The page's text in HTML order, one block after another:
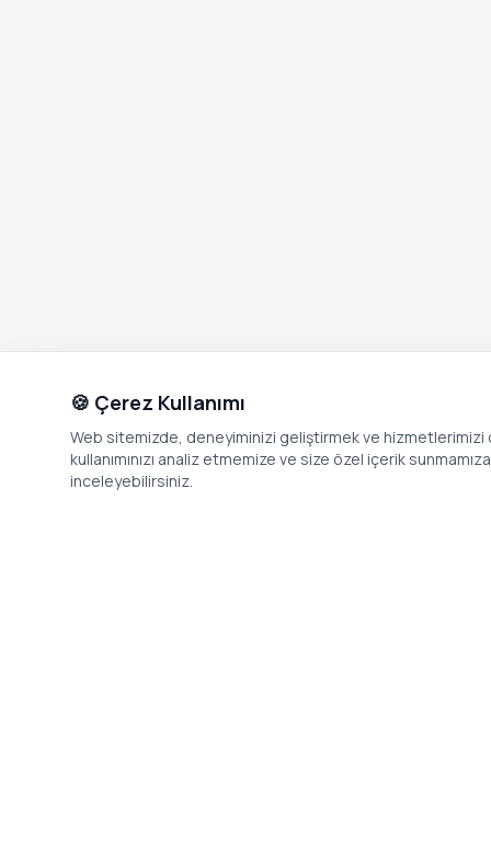
🍪 Çerez Kullanımı
Web sitemizde, deneyiminizi geliştirmek ve
kullanımınızı analiz etmemize ve size özel içerik
inceleyebilirsiniz.